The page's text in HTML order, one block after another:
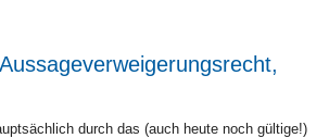
durch das (auch heute noch gültige!)